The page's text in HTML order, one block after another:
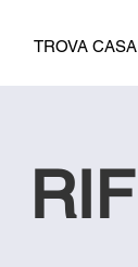
TROVA CASA